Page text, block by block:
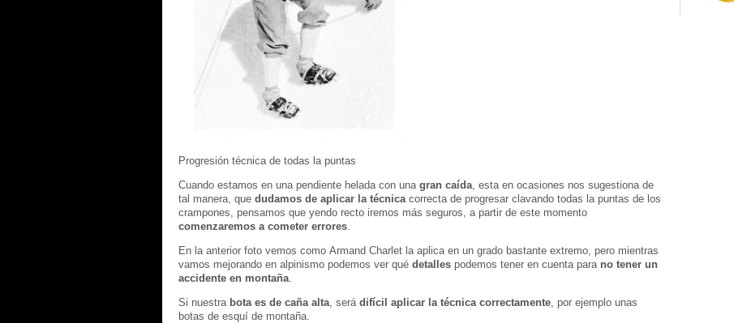
Progresión técnica de todas la puntas
Cuando estamos en una pendiente helada con una gran caída, esta en ocasiones nos sugestiona de
tal manera, que dudamos de aplicar la técnicacorrecta de progresar clavando todas la puntas de los
crampones, pensamos que yendo recto iremos más seguros, a partir de este momento
comenzaremos a cometer errores.
En la anterior foto vemos como Armand Charlet la aplica en un grado bastante extremo, pero mientras
vamos mejorando en alpinismo podemos ver qué detalles podemos tener en cuenta para no tener un
accidente en montaña.
Si nuestra bota es de caña alta, será difícil aplicar la técnica correctamente, por ejemplo unas
botas de esquí de montaña.